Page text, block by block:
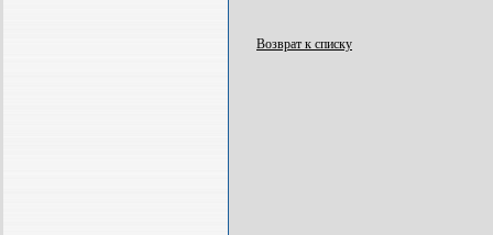
Возврат к списку